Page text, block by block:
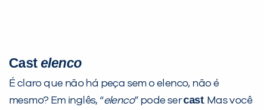
Castelenco
É claro que não há peça sem o elenco, não é
mesmo? Em inglês, “elenco” pode sercast. Mas você